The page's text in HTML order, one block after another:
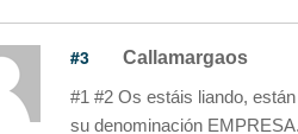
#3 Callamargaos
#1 #2 Os estáis liando,
su denominación EMPRESA.